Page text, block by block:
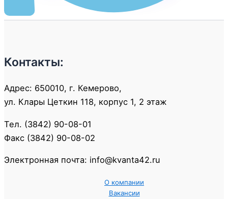
Контакты:
Адрес: 650010, г. Кемерово,
ул. Клары Цеткин 118, корпус 1, 2 этаж
Тел. (3842) 90-08-01
Факс (3842) 90-08-02
Электронная почта: info@kvanta42.ru
О компании
Вакансии